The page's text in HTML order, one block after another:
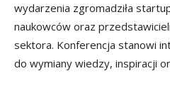
wydarzenia zgromadziła
naukowców oraz
sektora. Konferencja stanowi
do wymiany wiedzy, inspiracji